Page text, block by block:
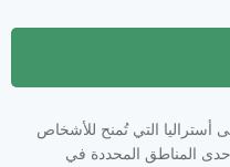
إلى أستراليا التي تُمنح للأشخاص
المناطق المحددة في